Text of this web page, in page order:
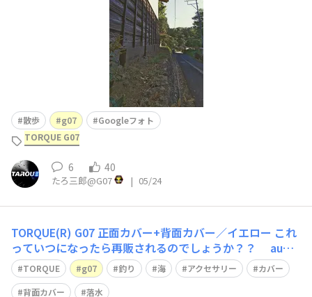
散歩 g07
Googleフォト
TORQUE G07
6 40
たろ三郎@G07 | 05/24
TORQUE(R) G07 正面カバー+背面カバー／イエロー これ
っていつになったら再販されるのでしょうか？？ au限
定】TORQUE(R) G07 正面カバー+背面カバー／イエロー
派手な色でないと無くし兼ねないので、、、 私以前、G05
を磯の上から海に落としたものの、イエローが見えたおか
TORQUE g07 釣り 海 アクセサリー
カバー
背面カバー
落水